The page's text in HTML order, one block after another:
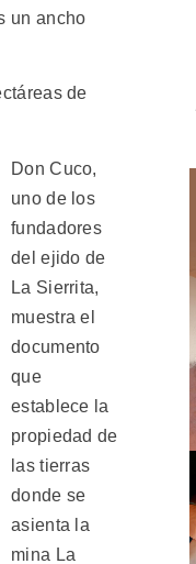
un ancho
de
Don Cuco,
uno de los
fundadores
del ejido de
La Sierrita,
muestra el
documento
que
establece la
propiedad de
las tierras
donde se
asienta la
mina La